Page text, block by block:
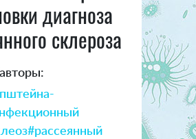
диагноза
склероза
#рассеянный